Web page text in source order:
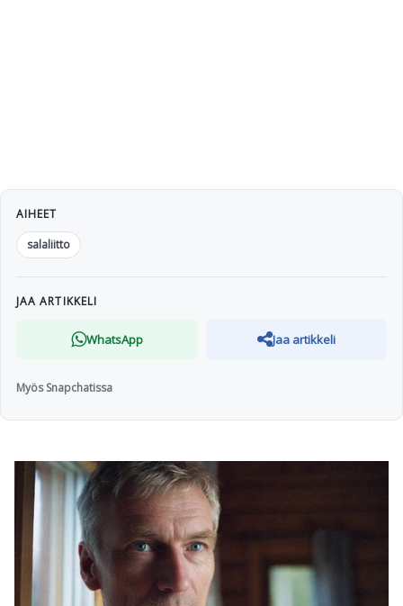
AIHEET
salaliitto
JAA ARTIKKELI
WhatsApp Jaa artikkeli
Myös Snapchatissa